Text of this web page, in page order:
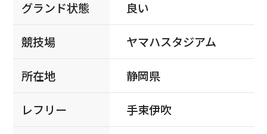
グランド状態 良い
競技場 ヤマハスタジアム
所在地 静岡県
レフリー 手束伊吹